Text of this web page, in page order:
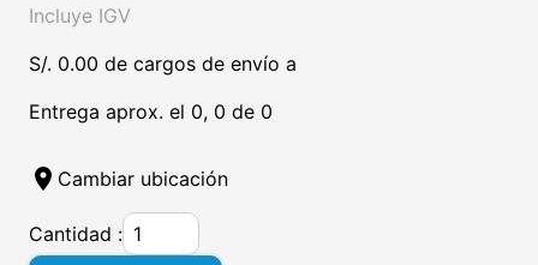
Incluye IGV
S/. 0.00 de cargos de envío a
Entrega aprox. el 0, 0 de 0
location_on Cambiar ubicación
Cantidad :